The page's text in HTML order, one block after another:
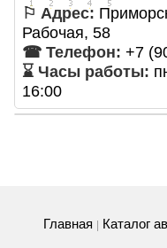
⚐ Адрес:
Рабочая, 58
☎ Телефон: +7
⌛ Часы работы:
16:00
Главная Каталог